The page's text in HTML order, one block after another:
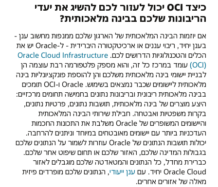
כיצד OCI יכול לעזור לכם להשיג את יעדי
הריבונות שלכם בבינה מלאכותית?
אם יוזמות הבינה המלאכותית של הארגון שלכם ממנפות מחשוב ענן -
בענן יחיד, ריבוי עננים או ארכיטקטורה היברידית - ל-Oracle יש את
הכלים והטכנולוגיות הדרושים לכם. Oracle Cloud Infrastructure
(OCI) עומד במרכז כל זה, והוא מספק פלטפורמה רבת עוצמה הן
לבניית יישומי בינה מלאכותית משלכם והן להוספת פונקציונליות בינה
מלאכותית ליישומים שכבר נמצאים בשימוש. Oracle ו-OCI תומכים
בבינה מלאכותית ריבונית ובריבונות נתונים בחמישה תחומים מרכזיים:
היצע מוצרים של בינה מלאכותית, תושבות נתונים, פרטיות נתונים,
בקרות משפטיות ואבטחה. חבילת שירותי הבינה המלאכותית
והיישומים המשופרים של Oracle משלבת את התכונות החכמות
העדכניות ביותר עם יישומים מאובטחים במיוחד וניתנים להרחבה.
יכולות תושבות הנתונים של Oracle עוזרות לשמור על הנתונים שלכם
בגבולות המדינה שלכם, האזור שלכם או תחום שיפוט אחר שלכם.
כברירת מחדל, כל הנתונים והמטאדטה שלכם מוגבלים לאזור
Oracle Cloud יחיד. עם
ענן ייעודי, הנתונים שלכם מופרדים פיזית
מאלה של אזורים אחרים.